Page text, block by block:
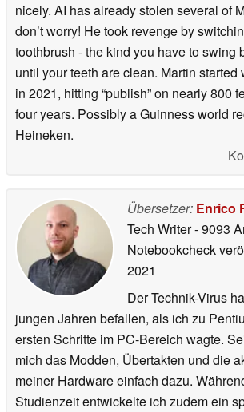
nicely. AI has already stolen several of
don’t worry! He took revenge by
toothbrush - the kind you have to swing
until your teeth are clean. Martin started
in 2021, hitting “publish” on nearly 800
four years. Possibly a Guinness world
Heineken.
Übersetzer: Enrico
Tech Writer- 9093
Notebookcheck
2021
Der Technik-Virus
jungen Jahren befallen, als ich zu
ersten Schritte im PC-Bereich wagte.
mich das Modden, Übertakten und die
meiner Hardware einfach dazu.
Studienzeit entwickelte ich zudem ein